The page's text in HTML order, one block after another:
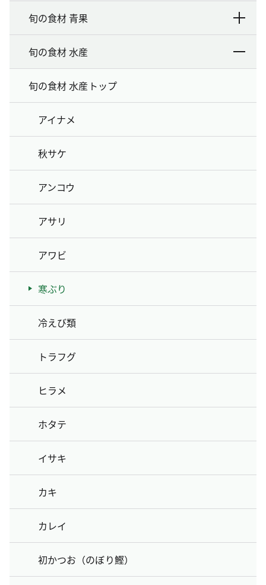
旬の食材 青果
旬の食材 水産
旬の食材 水産トップ
アイナメ
秋サケ
アンコウ
アサリ
アワビ
寒ぶり
冷えび類
トラフグ
ヒラメ
ホタテ
イサキ
カキ
カレイ
初かつお（のぼり鰹）